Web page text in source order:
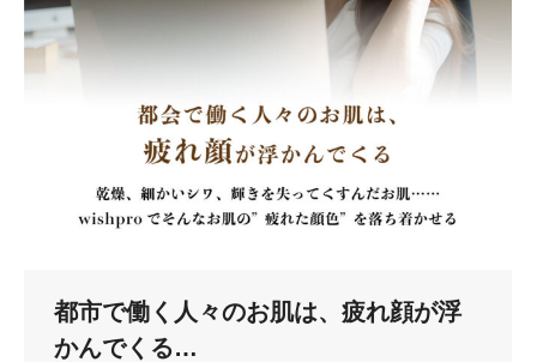
都市で働く人々のお肌は、疲れ顔が浮
かんでくる…